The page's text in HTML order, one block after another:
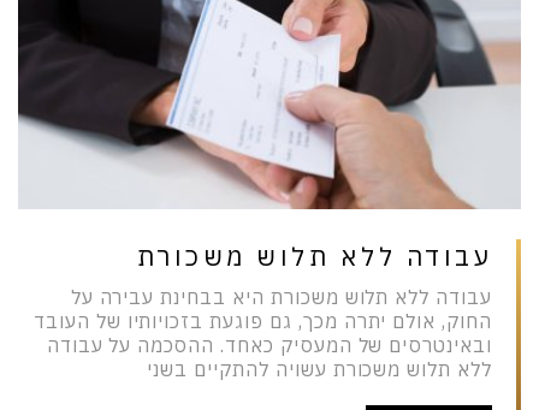
עבודה ללא תלוש משכורת
עבודה ללא תלוש משכורת היא בבחינת עבירה על
החוק, אולם יתרה מכך, גם פוגעת בזכויותיו של העובד
ובאינטרסים של המעסיק כאחד. ההסכמה על עבודה
ללא תלוש משכורת עשויה להתקיים בשני